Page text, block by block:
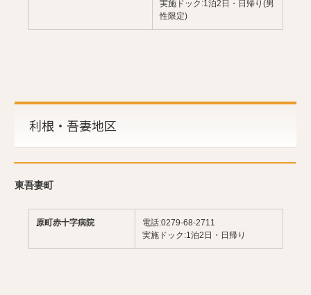
実施ドック:1泊2日・日帰り(男
性限定)
利根・吾妻地区
東吾妻町
原町赤十字病院
電話:0279-68-2711
実施ドック:1泊2日・日帰り